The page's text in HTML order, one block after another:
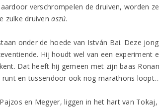
verschrompelen de druiven, worden
zulke druivenaszú.
onder de hoede van István Bai. Deze
Hij houdt wel van een experiment
Dat heeft hij gemeen met zijn baas
runt en tussendoor ook nog marathons loopt…
en Megyer, liggen in het hart van